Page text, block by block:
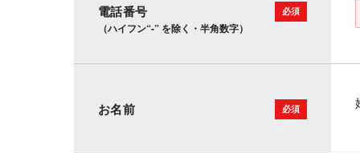
電話番号
（ハイフン“-” を除く・半角数字）
お名前